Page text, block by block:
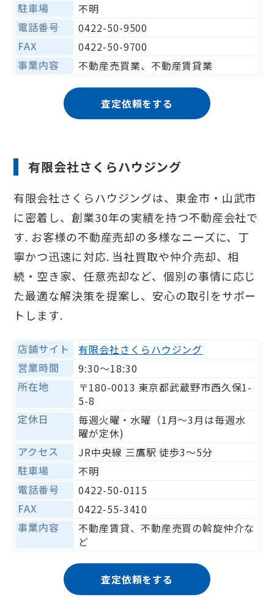
駐車場
不明
電話番号
0422-50-9500
FAX
0422-50-9700
事業内容
不動産売買業、不動産賃貸業
査定依頼をする
有限会社さくらハウジング
有限会社さくらハウジングは、東金市・山武市
に密着し、創業30年の実績を持つ不動産会社で
す. お客様の不動産売却の多様なニーズに、丁
寧かつ迅速に対応. 当社買取や仲介売却、相
続・空き家、任意売却など、個別の事情に応じ
た最適な解決策を提案し、安心の取引をサポー
トします.
店舗サイト
有限会社さくらハウジング
営業時間
9:30〜18:30
所在地
〒180-0013 東京都武蔵野市西久保1-
5-8
定休日
毎週火曜・水曜（1月〜3月は毎週水
曜が定休)
アクセス
JR中央線 三鷹駅 徒歩3～5分
駐車場
不明
電話番号
0422-50-0115
FAX
0422-55-3410
事業内容
不動産賃貸、不動産売買の斡旋仲介な
ど
査定依頼をする